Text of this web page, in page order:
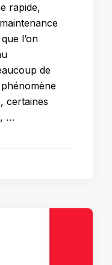
rapide,
l’on
de
certaines
…